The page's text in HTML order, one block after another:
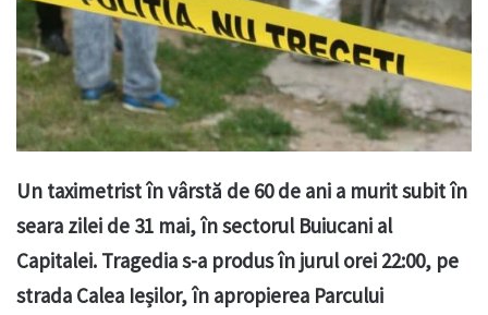
Un taximetrist în vârstă de 60 de ani a murit subit în
seara zilei de 31 mai, în sectorul Buiucani al
Capitalei. Tragedia s-a produs în jurul orei 22:00, pe
strada Calea Ieșilor, în apropierea Parcului